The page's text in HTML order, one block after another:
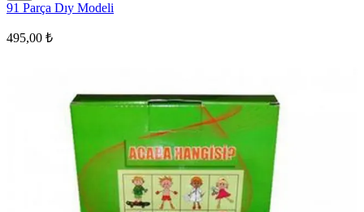
91 Parça Dıy Modeli
495,00 ₺